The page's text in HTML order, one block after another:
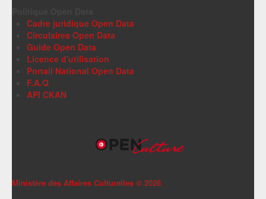
Cadre juridique Open Data
Circulaires Open Data
Guide Open Data
Licence d'utilisation
Portail National Open Data
F.A.Q
API CKAN
Ministère des Affaires Culturelles © 2026